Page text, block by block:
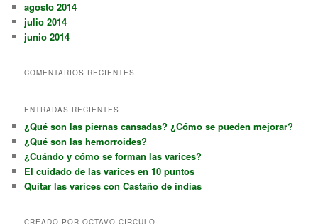
agosto 2014
julio 2014
junio 2014
COMENTARIOS RECIENTES
ENTRADAS RECIENTES
¿Qué son las piernas cansadas? ¿Cómo se pueden mejorar?
¿Qué son las hemorroides?
¿Cuándo y cómo se forman las varices?
El cuidado de las varices en 10 puntos
Quitar las varices con Castaño de indias
CREADO POR OCTAVO CIRCULO